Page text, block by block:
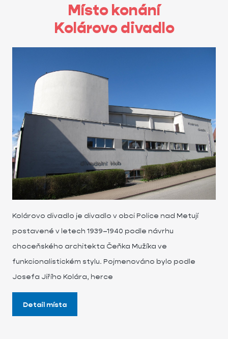
Místo konání
Kolárovo divadlo
Kolárovo divadlo je divadlo v obci Police nad Metují
postavené v letech 1939–1940 podle návrhu
choceňského architekta Čeňka Mužíka ve
funkcionalistickém stylu. Pojmenováno bylo podle
Josefa Jiřího Kolára, herce
Detail místa